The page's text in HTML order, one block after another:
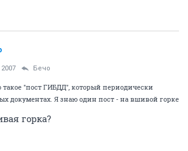
Бечо
"пост ГИБДД", который периодически
документах. Я знаю один пост - на вшивой горке
горка?